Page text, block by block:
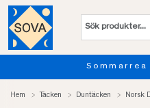
upp till 50%
Hem Täcken Duntäcken Norsk